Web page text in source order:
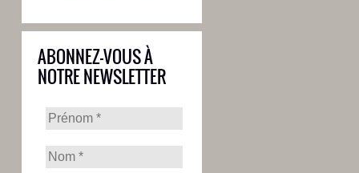
ABONNEZ-VOUS À
NOTRE NEWSLETTER